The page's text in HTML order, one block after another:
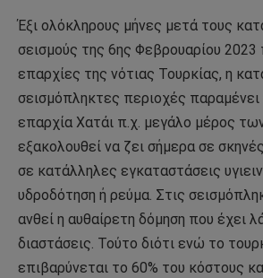
Έξι ολόκληρους μήνες μετά τους
σεισμούς της 6ης Φεβρουαρίου
επαρχίες της νότιας Τουρκίας, η
σεισμόπληκτες περιοχές παραμένει
επαρχία Χατάι π.χ. μεγάλο μέρος
εξακολουθεί να ζει σήμερα σε
σε κατάλληλες εγκαταστάσεις
υδροδότηση ή ρεύμα. Στις
ανθεί η αυθαίρετη δόμηση που έχει
διαστάσεις. Τούτο διότι ενώ το
επιβαρύνεται το 60% του κόστους